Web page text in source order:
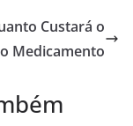
Custará o
Medicamento